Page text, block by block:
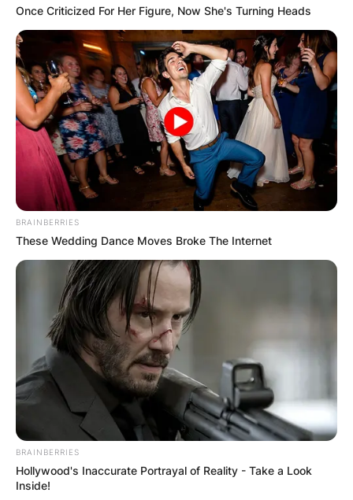
Once Criticized For Her Figure, Now She's Turning Heads
BRAINBERRIES
These Wedding Dance Moves Broke The Internet
BRAINBERRIES
Hollywood's Inaccurate Portrayal of Reality - Take a Look
Inside!